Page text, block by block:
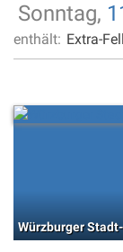
Sonntag,
enthält: Extra-
Würzburger